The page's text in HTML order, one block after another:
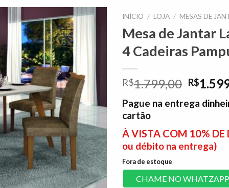
Adicionar
à lista de
desejos"
INÍCIO / LOJA / MESAS DE
Mesa de Jantar
4 Cadeiras
R$1.799,00 O
R$
Pague na entrega
cartão
À VISTA COM 10% DE
ou débito na entrega)
Fora de estoque
CHAME NO WHATZAPP